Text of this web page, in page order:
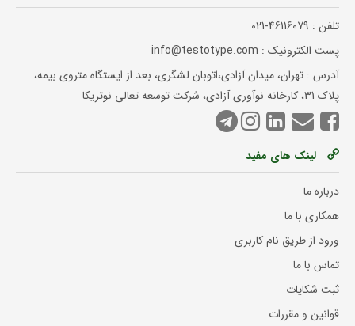
تلفن : 021-46116079
پست الکترونیک : info@testotype.com
آدرس : تهران، میدان آزادی،اتوبان لشگری، بعد از ایستگاه متروی بیمه،
پلاک 31، کارخانه نوآوری آزادی، شرکت توسعه تعالی نوتریکا
لینک های مفید
درباره ما
همکاری با ما
ورود از طریق نام کاربری
تماس با ما
ثبت شکایات
قوانین و مقررات